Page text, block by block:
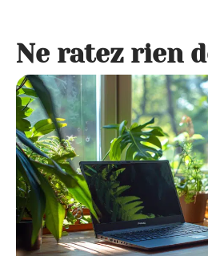
Ne ratez rien